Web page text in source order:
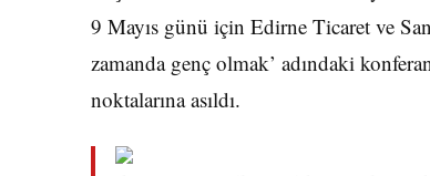
9 Mayıs günü için Edirne Ticaret ve
zamanda genç olmak’ adındaki
noktalarına asıldı.